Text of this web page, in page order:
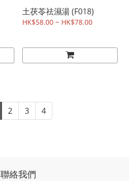
土茯苓祛濕湯 (F018)
HK$58.00 ~ HK$78.00
2 3 4
聯絡我們